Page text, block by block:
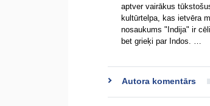
aptver vairākus
kultūrtelpa, kas ietvēra
nosaukums "Indija" ir
bet grieķi par Indos. …
Autora komentārs